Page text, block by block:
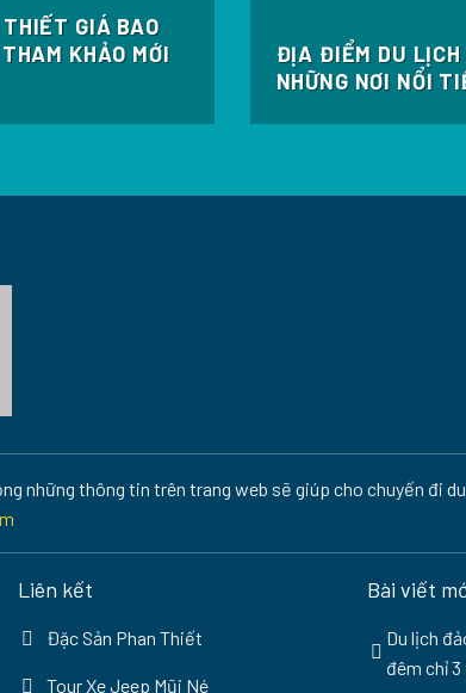
GIÁ BAO
KHẢO MỚI
ĐỊA ĐIỂM DU
NHỮNG NƠI NỔI
những thông tin trên trang web sẽ giúp cho chuyến đi
Liên kết
Đặc Sản Phan Thiết
Tour Xe Jeep Mũi Né
Bài viết
Du lịch
đêm chỉ